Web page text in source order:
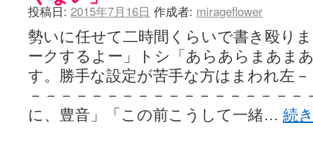
またの名を咲ブログ - 咲-Saki- / 男体化すると聞いての落書き
BBKN BLOG / トップページ（サイトマップ） (15:00)
あにてつ！ / 千里山に行ってきました（2017年09月）
さくやこのはな - 咲 -saki- / 末の千里のために(咲さんが和ちゃんを招
凡人の私 / ステルス坂こと咲-Saki-5巻表紙の舞台を発見しました
かんむりとかげ - 咲-Saki- / 立先生の更新
(11:32)
投稿日: 2015年7月16日 作成者: mirageflower
勢いに任せて二時間くらいで書き殴り
ークするよー」トシ「あらあらまあま
す。勝手な設定が苦手な方はまわれ左
－－－－－－－－－－－－－－－－－
に、豊音」「この前こうして一緒… 続